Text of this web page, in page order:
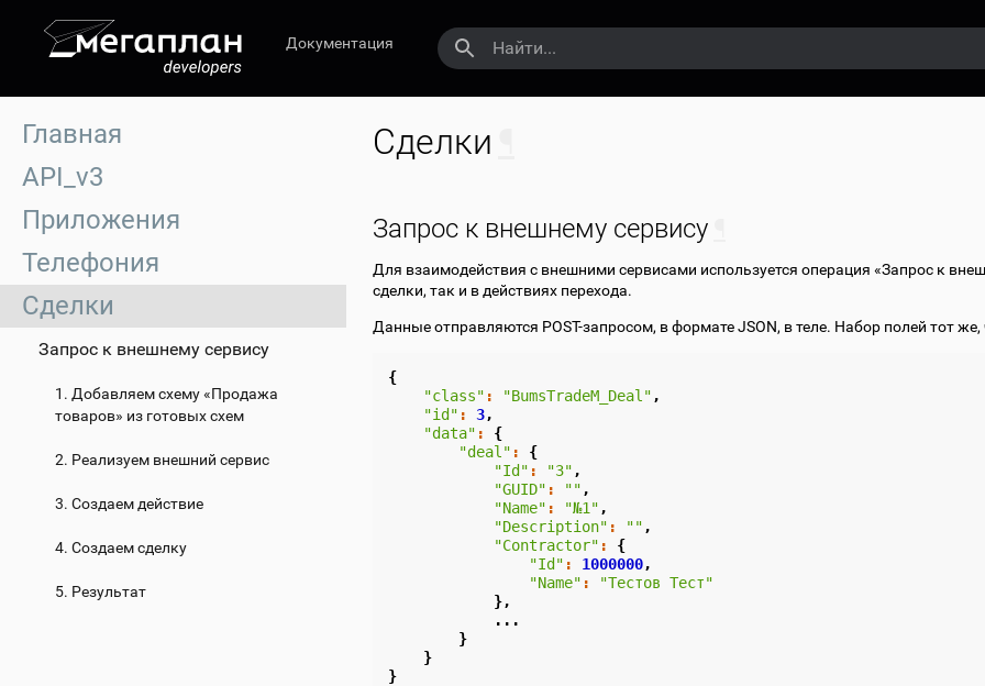
Документация
Главная
API_v3
Приложения
Телефония
Сделки
Запрос к внешнему сервису
1. Добавляем схему «Продажа
товаров» из готовых схем
2. Реализуем внешний сервис
3. Создаем действие
4. Создаем сделку
5. Результат
Сделки
Запрос к внешнему сервису
Для взаимодействия с внешними сервисами используется операция «Запрос к
сделки, так и в действиях перехода.
Данные отправляются POST-запросом, в формате JSON, в теле. Набор полей тот же,
{
"class" : "BumsTradeM_Deal" ,
"id" : 3,
"data" :
{
"deal" :
{
"Id" : "3" ,
"GUID" : "" ,
"Name" : "№1" ,
"Description" : "" ,
"Contractor" :
{
"Id" : 1000000,
"Name" :
"Тестов Тест"
},
...
}
}
}